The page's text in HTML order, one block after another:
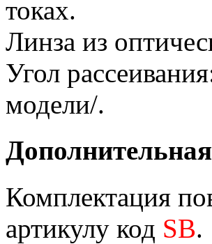
токах.
Линза из
Угол
модели/.
Комплектация
артикулу код SB.